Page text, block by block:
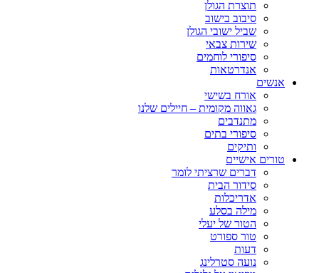
תוצרת הגולן
סיבוב בישוב
שביל ישובי הגולן
שירות צבאי
סיפורי לוחמים
אנדרטאות
אנשים
אורח בשישי
גאווה מקומית – חיילים שלנו
מתנדבים
סיפורי בתים
ותיקים
טורים אישיים
דברים שרציתי לומר
סידור הבית
אדריכלות
מילה בסלע
הטור של יעלי
טור ספורט
דעות
נועה סטרלינג